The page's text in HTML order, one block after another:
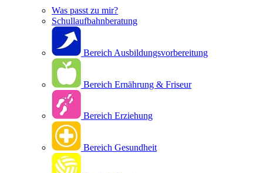
Was passt zu mir?
Schullaufbahnberatung
Bereich Ausbildungsvorbereitung
Bereich Ernährung & Friseur
Bereich Erziehung
Bereich Gesundheit